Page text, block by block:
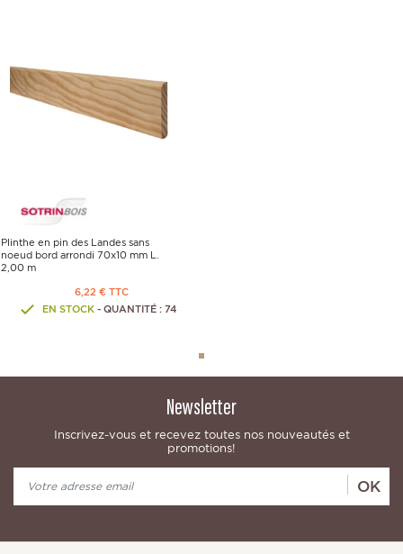
Plinthe en pin des Landes sans
noeud bord arrondi 70x10 mm L.
2,00 m
6,22 € TTC
EN STOCK- QUANTITÉ : 74
Newsletter
Inscrivez-vous et recevez toutes nos nouveautés et
promotions!
OK